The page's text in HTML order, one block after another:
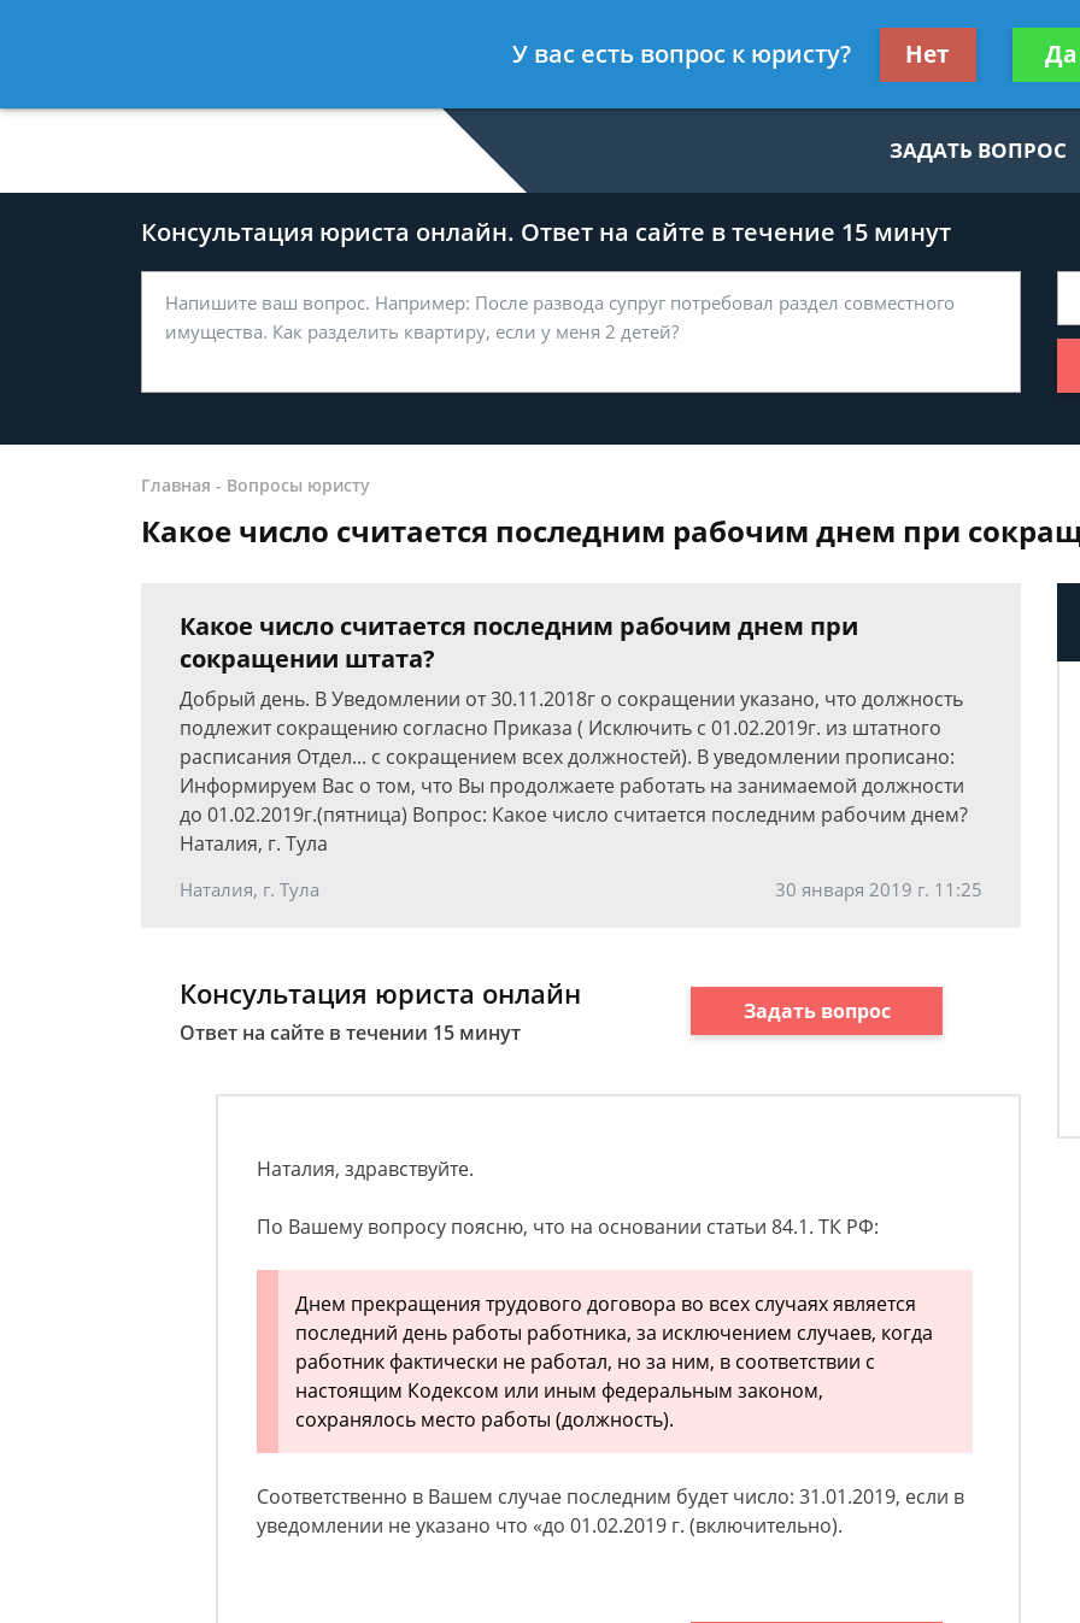
- Юрист по гражданскому праву
Получите
ЗАДАТЬ ВОПРОС
Консультация юриста онлайн. Ответ на сайте в течение 15 минут
Главная - Вопросы юристу
Какое число считается последним рабочим днем при
Какое число считается последним рабочим днем при
сокращении штата?
Добрый день. В Уведомлении от 30.11.2018г о сокращении указано, что должность
подлежит сокращению согласно Приказа ( Исключить с 01.02.2019г. из штатного
расписания Отдел... с сокращением всех должностей). В уведомлении прописано:
Информируем Вас о том, что Вы продолжаете работать на занимаемой должности
до 01.02.2019г.(пятница) Вопрос: Какое число считается последним рабочим днем?
Наталия, г. Тула
Наталия, г. Тула 30 января 2019 г. 11:25
Консультация юриста онлайн
Ответ на сайте в течении 15 минут
Задать вопрос
Наталия, здравствуйте.
По Вашему вопросу поясню, что на основании статьи 84.1. ТК РФ:
Днем прекращения трудового договора во всех случаях является
последний день работы работника, за исключением случаев, когда
работник фактически не работал, но за ним, в соответствии с
настоящим Кодексом или иным федеральным законом,
сохранялось место работы (должность).
Соответственно в Вашем случае последним будет число: 31.01.2019, если в
уведомлении не указано что «до 01.02.2019 г. (включительно).
У вас есть вопрос к юристу? Нет Да